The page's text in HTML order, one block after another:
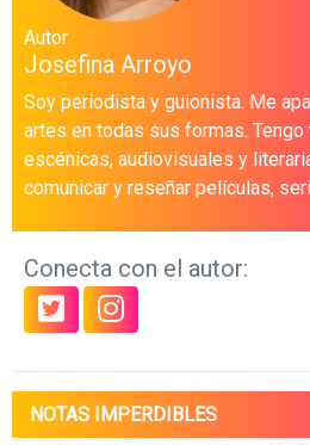
Autor
Josefina Arroyo
Soy periodista y guionista. Me
artes en todas sus formas.
escénicas, audiovisuales y
comunicar y reseñar películas,
Conecta con el autor:
NOTAS IMPERDIBLES